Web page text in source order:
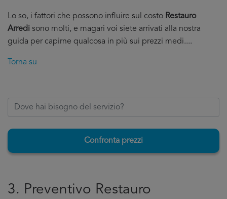
Lo so, i fattori che possono influire sul costo Restauro
Arredi sono molti, e magari voi siete arrivati alla nostra
guida per capirne qualcosa in più sui prezzi medi....
Torna su
Confronta prezzi
3. Preventivo Restauro